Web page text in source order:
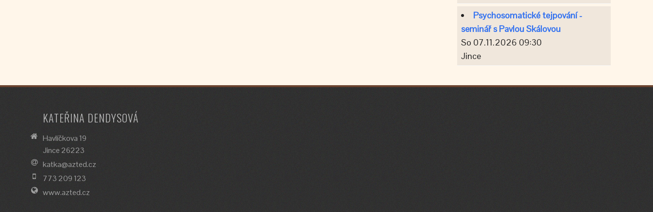
Psychosomatické tejpování -
seminář s Pavlou Skálovou
So 07.11.2026 09:30
Jince
KATEŘINA DENDYSOVÁ
Havlíčkova 19
Jince 26223
katka@azted.cz
773 209 123
www.azted.cz